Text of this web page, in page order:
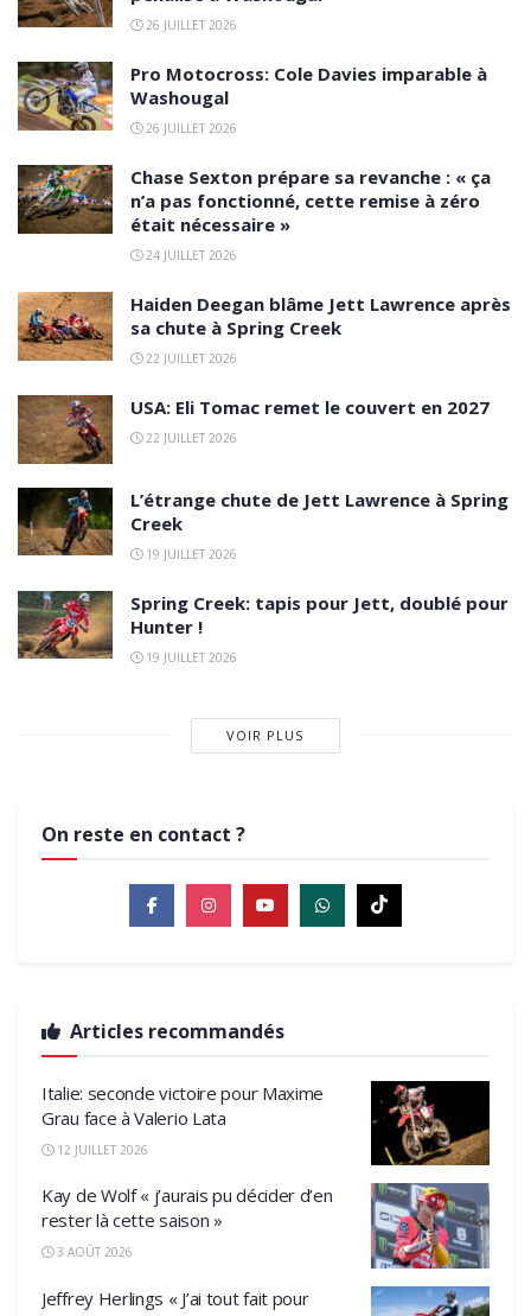
26 JUILLET 2026
Pro Motocross: Cole Davies imparable à
Washougal
26 JUILLET 2026
Chase Sexton prépare sa revanche : « ça
n’a pas fonctionné, cette remise à zéro
était nécessaire »
24 JUILLET 2026
Haiden Deegan blâme Jett Lawrence après
sa chute à Spring Creek
22 JUILLET 2026
USA: Eli Tomac remet le couvert en 2027
22 JUILLET 2026
L’étrange chute de Jett Lawrence à Spring
Creek
19 JUILLET 2026
Spring Creek: tapis pour Jett, doublé pour
Hunter !
19 JUILLET 2026
VOIR PLUS
On reste en contact ?
Articles recommandés
Italie: seconde victoire pour Maxime
Grau face à Valerio Lata
12 JUILLET 2026
Kay de Wolf « j’aurais pu décider d’en
rester là cette saison »
3 AOÛT 2026
Jeffrey Herlings « J’ai tout fait pour